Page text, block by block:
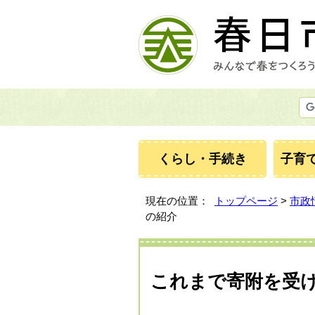
くらし・手続き 子育
現在の位置： トップページ > 市政
の紹介
これまで寄附を受